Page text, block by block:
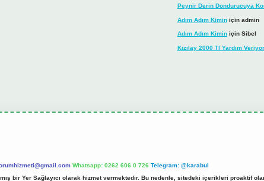
Peynir Derin Dondurucuya
Adım Adım Kiminiçin admin
Adım Adım Kiminiçin Sibel
Kızılay 2000 Tl Yardım
Whatsapp: 0262 606 0 726 Telegram: @karabul
bir Yer Sağlayıcı olarak hizmet vermektedir. Bu nedenle, sitedeki içerikleri proaktif